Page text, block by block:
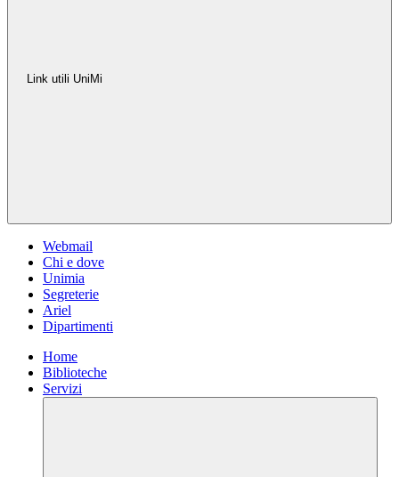
Link utili UniMi
Webmail
Chi e dove
Unimia
Segreterie
Ariel
Dipartimenti
Home
Biblioteche
Servizi